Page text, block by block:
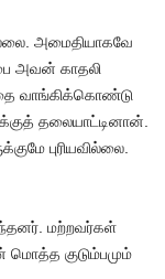
அமைதியாகவே
அவன் காதலி
வாங்கிக்கொண்டு
தலையாட்டினான்.
புரியவில்லை.
மற்றவர்கள்
மொத்த குடும்பமும்